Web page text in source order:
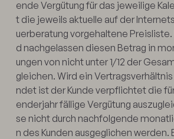
ende Vergütung für das jeweilige
t die jeweils aktuelle auf der
uerberatung vorgehaltene Preisliste.
d nachgelassen diesen Betrag in
ungen von nicht unter 1/12 der
gleichen. Wird ein
ndet ist der Kunde verpflichtet die
enderjahr fällige Vergütung
se nicht durch nachfolgende
n des Kunden ausgeglichen